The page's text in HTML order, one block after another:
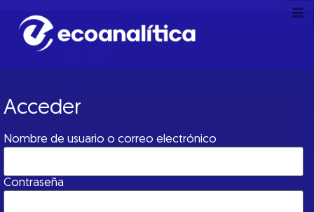
Acceder
Nombre de usuario o correo electrónico
Contraseña